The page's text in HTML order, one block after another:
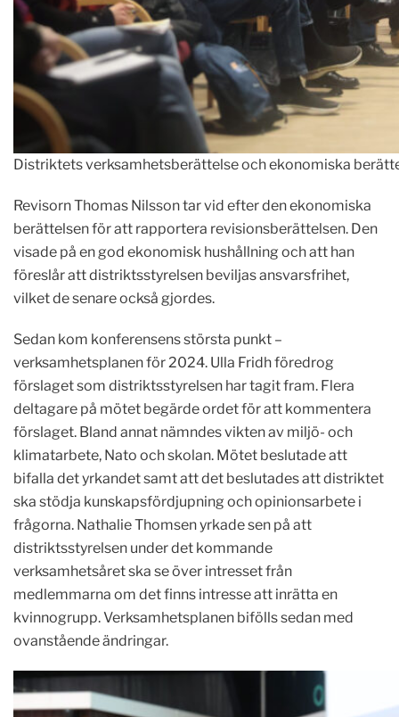
Distriktets verksamhetsberättelse och ekonomiska
Revisorn Thomas Nilsson tar vid efter den ekonomiska
berättelsen för att rapportera revisionsberättelsen. Den
visade på en god ekonomisk hushållning och att han
föreslår att distriktsstyrelsen beviljas ansvarsfrihet,
vilket de senare också gjordes.
Sedan kom konferensens största punkt –
verksamhetsplanen för 2024. Ulla Fridh föredrog
förslaget som distriktsstyrelsen har tagit fram. Flera
deltagare på mötet begärde ordet för att kommentera
förslaget. Bland annat nämndes vikten av miljö- och
klimatarbete, Nato och skolan. Mötet beslutade att
bifalla det yrkandet samt att det beslutades att distriktet
ska stödja kunskapsfördjupning och opinionsarbete i
frågorna. Nathalie Thomsen yrkade sen på att
distriktsstyrelsen under det kommande
verksamhetsåret ska se över intresset från
medlemmarna om det finns intresse att inrätta en
kvinnogrupp. Verksamhetsplanen bifölls sedan med
ovanstående ändringar.